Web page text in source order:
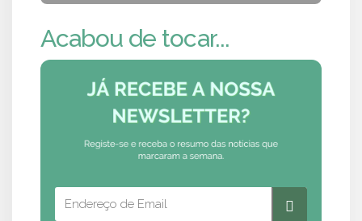
Acabou de tocar...